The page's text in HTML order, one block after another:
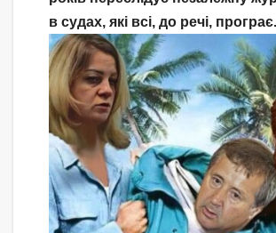
в судах, які всі, до речі, програє.